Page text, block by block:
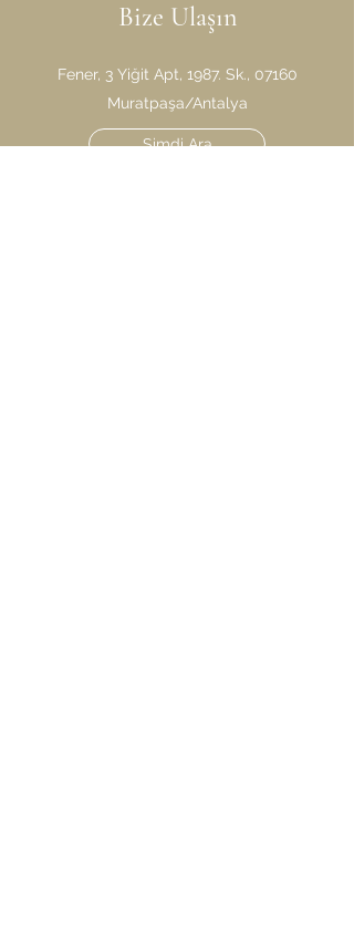
Bize Ulaşın
Fener, 3 Yiğit Apt, 1987. Sk., 07160
Muratpaşa/Antalya
Şimdi Ara